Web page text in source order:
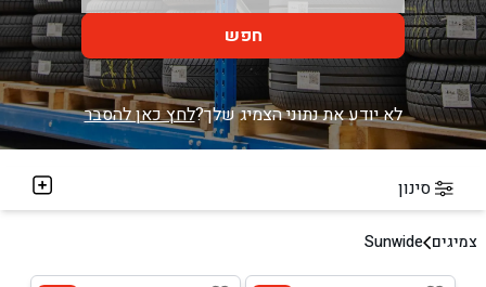
חפש
לא יודע את נתוני הצמיג שלך?לחץ כאן להסבר
סינון
צמיגים Sunwide